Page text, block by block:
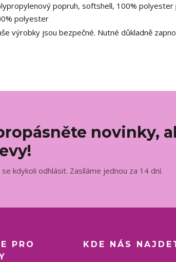
popruh, softshell, 100%
polyester
výrobky jsou bezpečné. Nutné důkladně
novinky,
kdykoli odhlásit. Zasíláme jednou za 14 dní.
PRO
KDE NÁS